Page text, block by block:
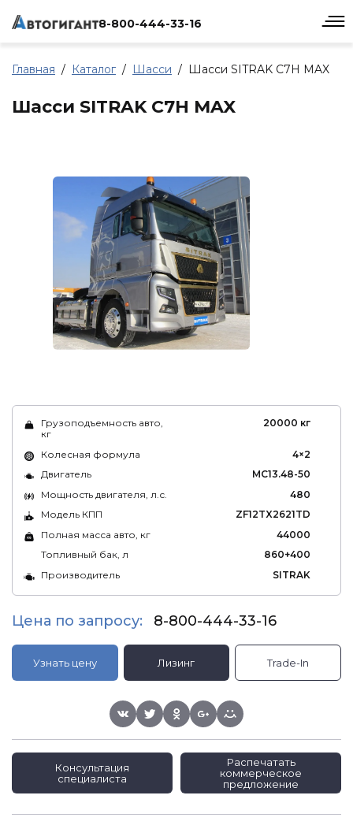
8-800-444-33-16
Главная Каталог Шасси Шасси SITRAK C7H MAX
Шасси SITRAK C7H MAX
Грузоподъемность авто,
кг
20000 кг
Колесная формула
4×2
Двигатель
MC13.48-50
Мощность двигателя, л.с.
480
Модель КПП
ZF12TX2621TD
Полная масса авто, кг
44000
Топливный бак, л
860+400
Производитель
SITRAK
Цена по запросу: 8-800-444-33-16
Узнать цену Лизинг Trade-In
Консультация
специалиста
Распечатать
коммерческое
предложение